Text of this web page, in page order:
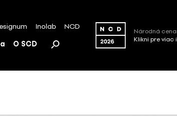
Inolab NCD
O SCD
Národná
Klikni pre viac